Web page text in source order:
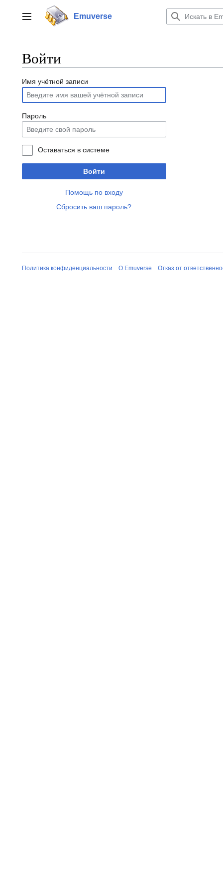
к
содержанию
Переключить боковую панель
Emuverse
Войти
Имя учётной записи
Пароль
Оставаться в системе
Войти
Помощь по входу
Сбросить ваш пароль?
Политика конфиденциальности О Emuverse Отказ от